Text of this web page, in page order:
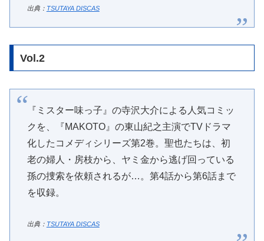
出典： TSUTAYA DISCAS
Vol.2
『ミスター味っ子』の寺沢大介による人気コミッ
クを、『MAKOTO』の東山紀之主演でTVドラマ
化したコメディシリーズ第2巻。聖也たちは、初
老の婦人・房枝から、ヤミ金から逃げ回っている
孫の捜索を依頼されるが…。第4話から第6話まで
を収録。
出典： TSUTAYA DISCAS